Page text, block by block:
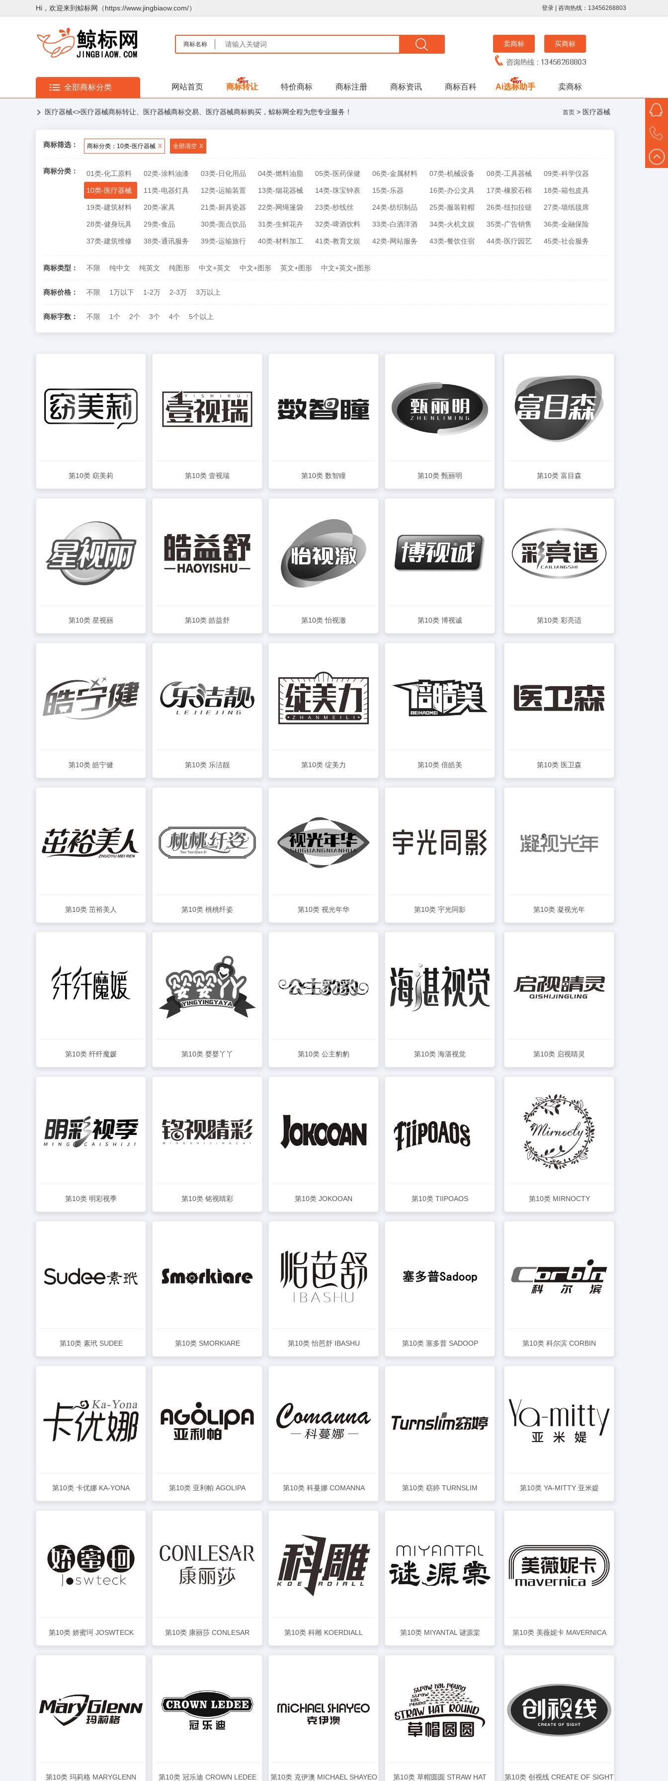
Hi，欢迎来到鲸标网（https://www.jingbiaow.com/） 登录 | 咨询热线：13456268803
商标名称 卖商标 买商标
全部商标分类 网站首页 商标转让 特价商标 商标注册 商标资讯 商标百科 Ai选标助手 卖商标
医疗器械<>医疗器械商标转让、医疗器械商标交易、医疗器械商标购买，鲸标网全程为您专业服务！ 首页 > 医疗器械
商标筛选： 商标分类：10类-医疗器械 X 全部清空 X
商标分类： 01类-化工原料 02类-涂料油漆 03类-日化用品 04类-燃料油脂 05类-医药保健 06类-金属材料 07类-机械设备 08类-工具器械 09类-科学仪器
10类-医疗器械 11类-电器灯具 12类-运输装置 13类-烟花器械 14类-珠宝钟表 15类-乐器 16类-办公文具 17类-橡胶石棉 18类-箱包皮具
19类-建筑材料 20类-家具 21类-厨具瓷器 22类-网绳篷袋 23类-纱线丝 24类-纺织制品 25类-服装鞋帽 26类-纽扣拉链 27类-墙纸毯席
28类-健身玩具 29类-食品 30类-面点饮品 31类-生鲜花卉 32类-啤酒饮料 33类-白酒洋酒 34类-火机文娱 35类-广告销售 36类-金融保险
37类-建筑维修 38类-通讯服务 39类-运输旅行 40类-材料加工 41类-教育文娱 42类-网站服务 43类-餐饮住宿 44类-医疗园艺 45类-社会服务
商标类型： 不限 纯中文 纯英文 纯图形 中文+英文 中文+图形 英文+图形 中文+英文+图形
商标价格： 不限 1万以下 1-2万 2-3万 3万以上
商标字数： 不限 1个 2个 3个 4个 5个以上
第10类 窈美莉 第10类 壹视瑞 第10类 数智瞳 第10类 甄丽明 第10类 富目森
第10类 星视丽 第10类 皓益舒 第10类 怡视澈 第10类 博视诚 第10类 彩亮适
第10类 皓宁健 第10类 乐洁靓 第10类 绽美力 第10类 倍皓美 第10类 医卫森
第10类 茁裕美人 第10类 桃桃纤姿 第10类 视光年华 第10类 宇光同影 第10类 凝视光年
第10类 纤纤魔媛 第10类 婴婴丫丫 第10类 公主豹豹 第10类 海湛视觉 第10类 启视睛灵
第10类 明彩视季 第10类 铭视睛彩 第10类 JOKOOAN 第10类 TIIPOAOS 第10类 MIRNOCTY
第10类 素玳 SUDEE 第10类 SMORKIARE 第10类 怡芭舒 IBASHU 第10类 塞多普 SADOOP 第10类 科尔滨 CORBIN
第10类 卡优娜 KA-YONA 第10类 亚利帕 AGOLIPA 第10类 科蔓娜 COMANNA 第10类 窈婷 TURNSLIM 第10类 YA-MITTY 亚米媞
第10类 娇蜜珂 JOSWTECK 第10类 康丽莎 CONLESAR 第10类 科雕 KOERDIALL 第10类 MIYANTAL 谜源棠 第10类 美薇妮卡 MAVERNICA
第10类 玛莉格 MARYGLENN 第10类 冠乐迪 CROWN LEDEE 第10类 克伊澳 MICHAEL SHAYEO 第10类 草帽圆圆 STRAW HAT 第10类 创视线 CREATE OF SIGHT